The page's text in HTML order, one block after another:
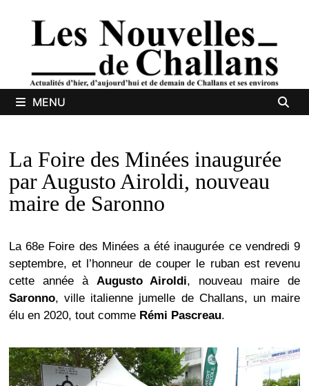
MENU
La Foire des Minées inaugurée
par Augusto Airoldi, nouveau
maire de Saronno
La 68e Foire des Minées a été inaugurée ce vendredi 9
septembre, et l’honneur de couper le ruban est revenu
cette année à Augusto Airoldi, nouveau maire de
Saronno, ville italienne jumelle de Challans, un maire
élu en 2020, tout comme Rémi Pascreau.